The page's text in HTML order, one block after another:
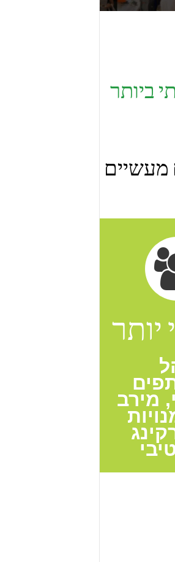
ביותר
מעשיים
מירב